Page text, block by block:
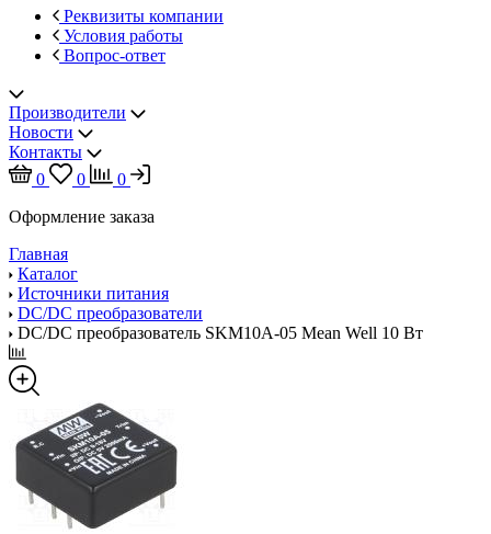
Реквизиты компании
Условия работы
Вопрос-ответ
Производители
Новости
Контакты
0
0
0
Оформление заказа
Главная
Каталог
Источники питания
DC/DC преобразователи
DC/DC преобразователь SKM10A-05 Mean Well 10 Вт